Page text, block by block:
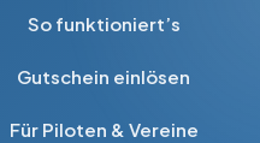
gewählt
So funktioniert’s
Gutschein einlösen
Für Piloten & Vereine